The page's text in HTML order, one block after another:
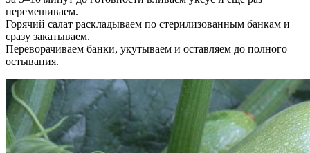
перемешиваем.
Горячий салат раскладываем по стерилизованным банкам и
сразу закатываем.
Переворачиваем банки, укутываем и оставляем до полного
остывания.